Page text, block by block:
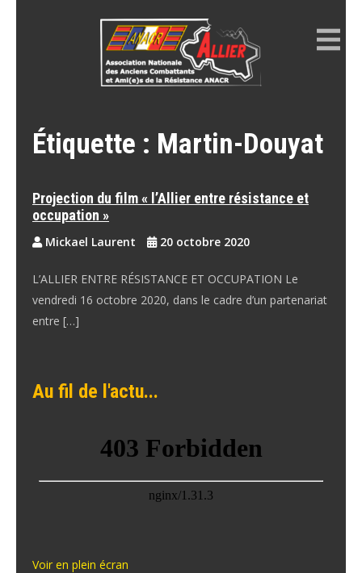
Étiquette : Martin-Douyat
Projection du film « l’Allier entre résistance et
occupation »
Mickael Laurent 20 octobre 2020
L’ALLIER ENTRE RÉSISTANCE ET OCCUPATION Le
vendredi 16 octobre 2020, dans le cadre d’un partenariat
entre […]
Au fil de l'actu...
Voir en plein écran